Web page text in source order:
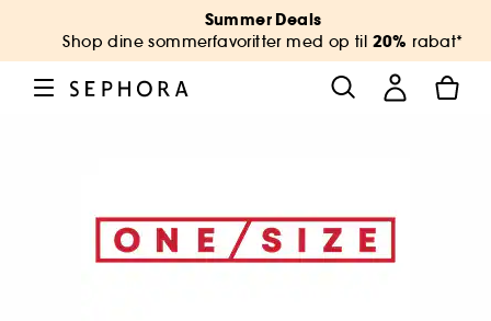
Summer Deals
Shop dine sommerfavoritter med op til 20% rabat*